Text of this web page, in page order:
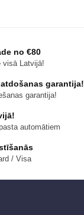
no €80
visā Latvijā!
garantija!
garantija!
automātiem
/ Visa